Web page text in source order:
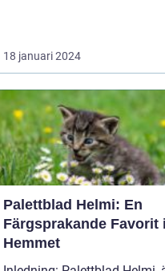
18 januari 2024
Palettblad Helmi: En
Färgsprakande Favorit
Hemmet